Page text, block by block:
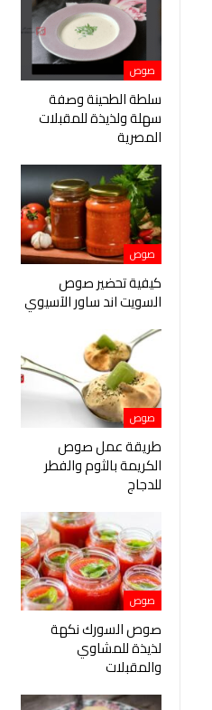
صوص
سلطة الطحينة وصفة
سهلة ولذيذة للمقبلات
المصرية
صوص
كيفية تحضير صوص
السويت اند ساور الآسيوي
صوص
طريقة عمل صوص
الكريمة بالثوم والفطر
للدجاج
صوص
صوص السورك نكهة
لذيذة للمشاوي
والمقبلات